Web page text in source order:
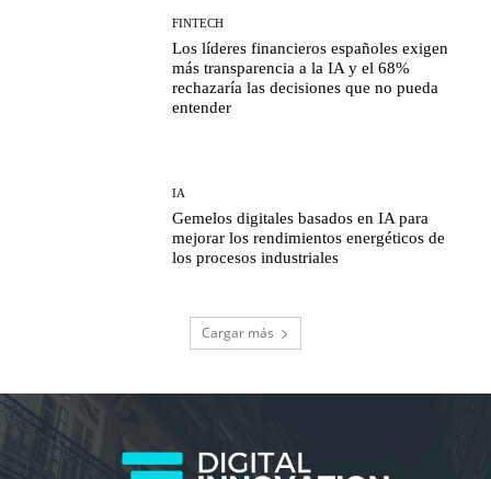
FINTECH
Los líderes financieros españoles exigen
más transparencia a la IA y el 68%
rechazaría las decisiones que no pueda
entender
IA
Gemelos digitales basados en IA para
mejorar los rendimientos energéticos de
los procesos industriales
Cargar más